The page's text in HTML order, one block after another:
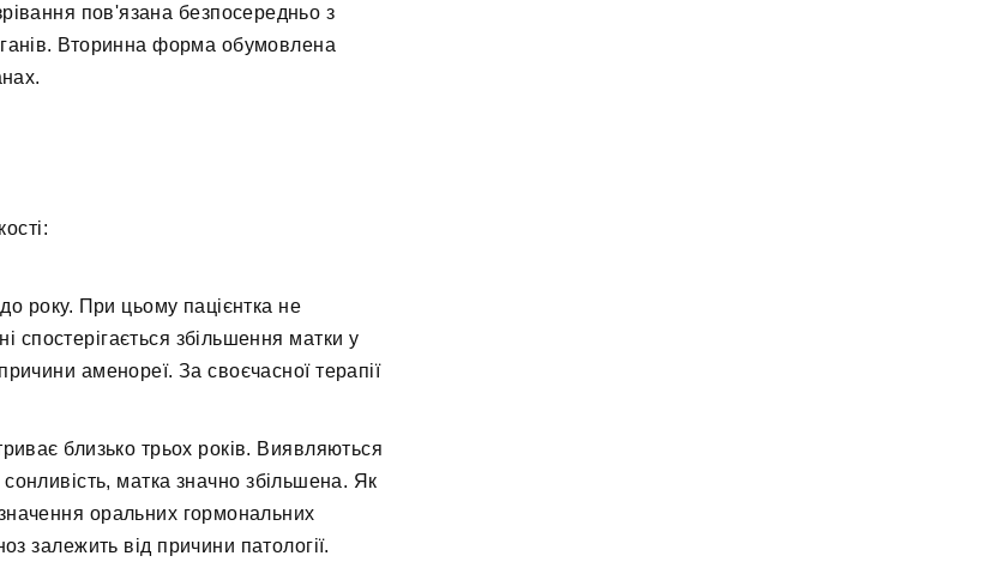
пов'язана безпосередньо з
Вторинна форма обумовлена
року. При цьому пацієнтка не
спостерігається збільшення матки у
аменореї. За своєчасної терапії
близько трьох років. Виявляються
сонливість, матка значно збільшена. Як
оральних гормональних
залежить від причини патології.